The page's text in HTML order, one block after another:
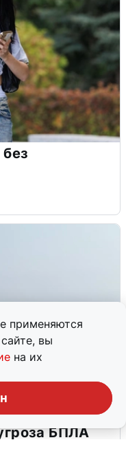
применяются
вы
на их
БПЛА